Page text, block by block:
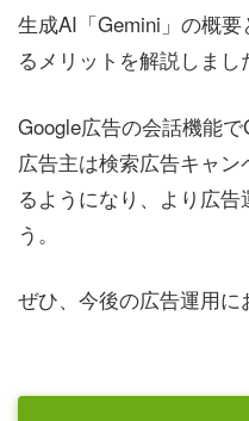
生成AI「Gemini」の概
るメリットを解説しまし
Google広告の会話機能で
広告主は検索広告キャ
るようになり、より広
う。
ぜひ、今後の広告運用に